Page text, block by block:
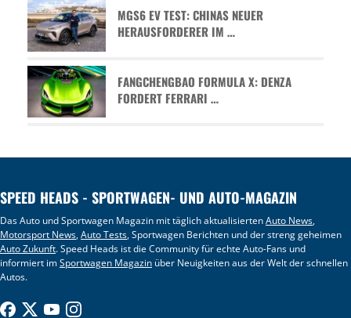
MGS6 EV TEST: CHINAS NEUER
HERAUSFORDERER IM …
FANGCHENGBAO FORMULA X: DENZA
FORDERT FERRARI …
SPEED HEADS - SPORTWAGEN- UND AUTO-MAGAZIN
Das Auto und Sportwagen Magazin mit täglich aktualisiertenAuto News,
Motorsport News,Auto Tests, Sportwagen Berichten und der streng geheimen
Auto Zukunft. Speed Heads ist die Community für echte Auto-Fans und
informiert imSportwagen Magazin über Neuigkeiten aus der Welt der schnellen
Autos.